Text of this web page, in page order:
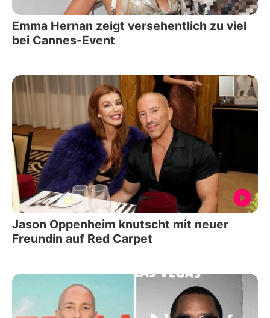
Emma Hernan zeigt versehentlich zu viel
bei Cannes-Event
Jason Oppenheim knutscht mit neuer
Freundin auf Red Carpet